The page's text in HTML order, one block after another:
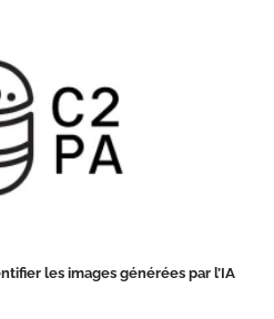
les images générées par l’IA